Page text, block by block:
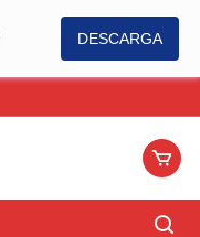
DESCARGA